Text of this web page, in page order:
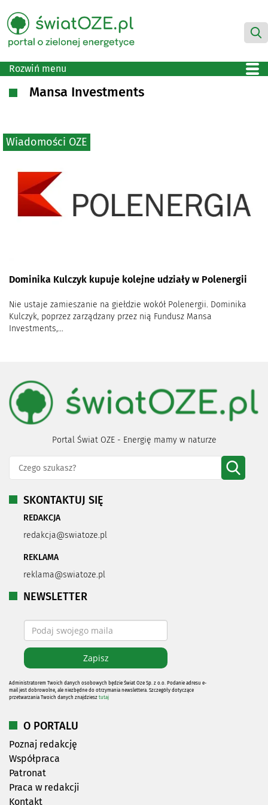
Rozwiń menu
Mansa Investments
Dominika Kulczyk kupuje kolejne udziały w Polenergii
Nie ustaje zamieszanie na giełdzie wokół Polenergii. Dominika
Kulczyk, poprzez zarządzany przez nią Fundusz Mansa
Investments,...
Wiadomości OZE
Portal Świat OZE - Energię mamy w naturze
SKONTAKTUJ SIĘ
REDAKCJA
redakcja@swiatoze.pl
REKLAMA
reklama@swiatoze.pl
NEWSLETTER
Administratorem Twoich danych osobowych będzie Świat Oze Sp. z o.o. Podanie adresu e-
mail jest dobrowolne, ale niezbędne do otrzymania newslettera. Szczegóły dotyczące
przetwarzania Twoich danych znajdziesz tutaj
O PORTALU
Poznaj redakcję
Współpraca
Patronat
Praca w redakcji
Kontakt